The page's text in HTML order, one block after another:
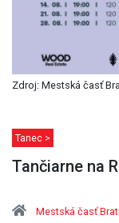
Zdroj: Mestská časť
Tanec >
Tančiarne na
Mestská časť